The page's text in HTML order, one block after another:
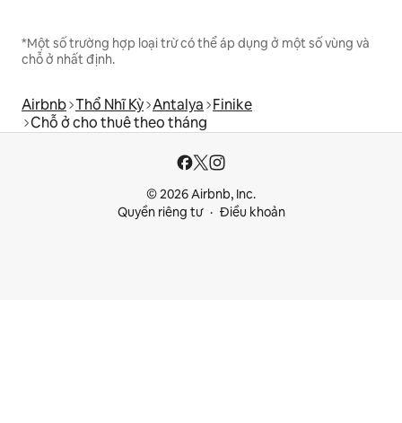
*Một số trường hợp loại trừ có thể áp dụng ở một số vùng và
chỗ ở nhất định.
Airbnb Thổ Nhĩ Kỳ Antalya Finike
Chỗ ở cho thuê theo tháng
© 2026 Airbnb, Inc.
Quyền riêng tư
Điều khoản